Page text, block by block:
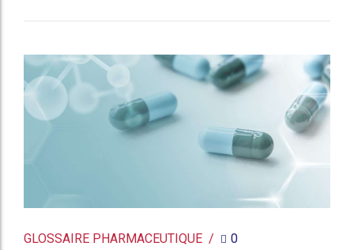
GLOSSAIRE PHARMACEUTIQUE 0